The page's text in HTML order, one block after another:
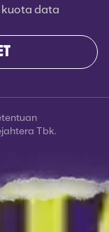
kuota data
Tbk.